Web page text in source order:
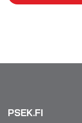
PSEK.FI